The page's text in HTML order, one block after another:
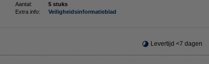
Aantal:
5 stuks
Extra info:
Veiligheidsinformatieblad
Levertijd <7 dagen